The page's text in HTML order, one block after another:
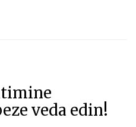
veda edin!